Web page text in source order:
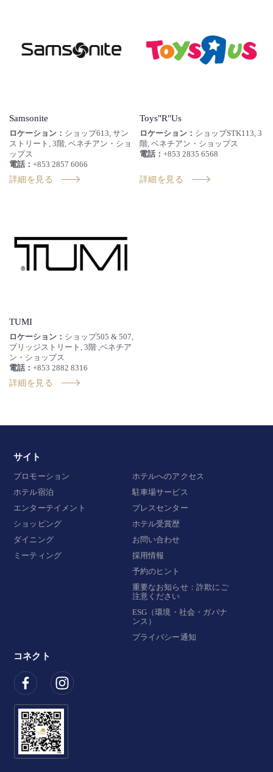
Samsonite
ロケーション： ショップ613, サン
ストリート, 3階, ベネチアン・ショ
ップス
電話： +853 2857 6066
詳細を見る
Toys"R"Us
ロケーション： ショップSTK113, 3
階, ベネチアン・ショップス
電話： +853 2835 6568
詳細を見る
TUMI
ロケーション： ショップ505 & 507,
ブリッジストリート, 3階 ,ベネチア
ン・ショップス
電話： +853 2882 8316
詳細を見る
サイト
プロモーション
ホテル宿泊
エンターテイメント
ショッピング
ダイニング
ミーティング
ホテルへのアクセス
駐車場サービス
プレスセンター
ホテル受賞歴
お問い合わせ
採用情報
予約のヒント
重要なお知らせ：詐欺にご
注意ください
ESG（環境・社会・ガバナ
ンス）
プライバシー通知
コネクト